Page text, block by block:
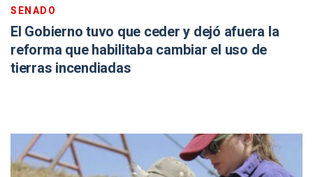
SENADO
El Gobierno tuvo que ceder y dejó afuera la
reforma que habilitaba cambiar el uso de
tierras incendiadas